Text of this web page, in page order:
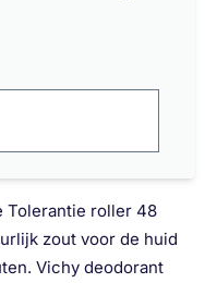
spuitbus
roller? Wij hebben
spray 48 uur
anti-strepen
Tolerantie roller 48
zout voor de huid
Vichy deodorant